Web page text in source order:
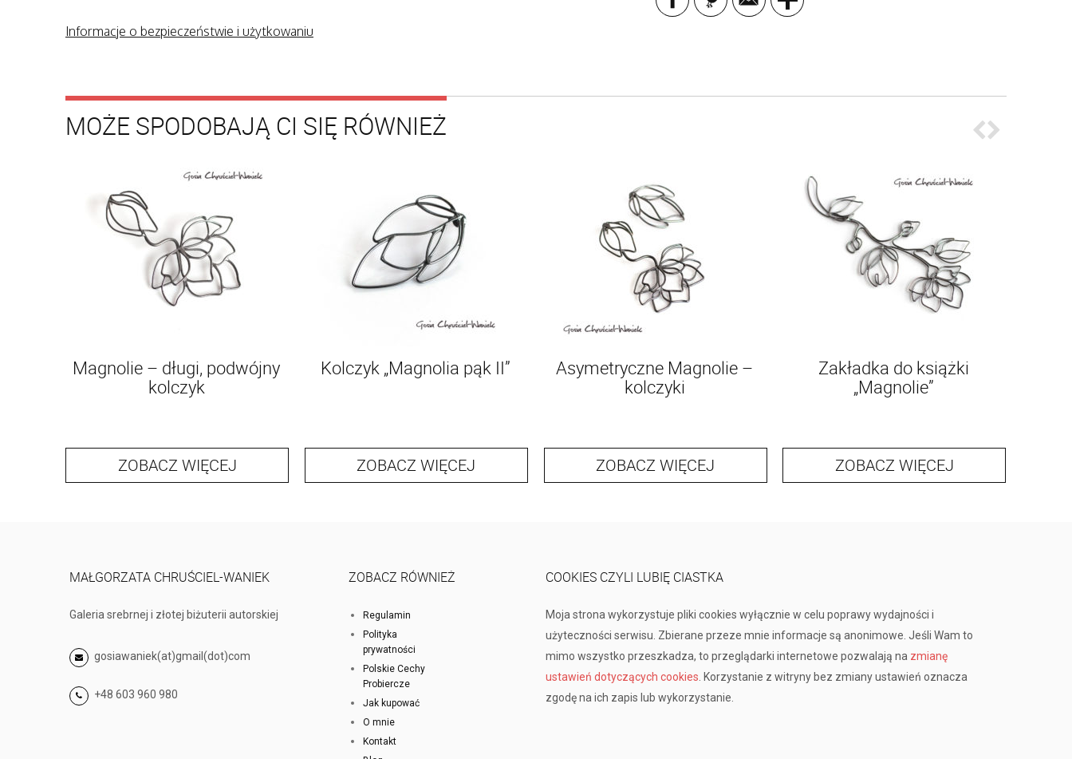
Informacje o bezpieczeństwie i użytkowaniu
MOŻE SPODOBAJĄ CI SIĘ RÓWNIEŻ
Magnolie – długi, podwójny
kolczyk
ZOBACZ WIĘCEJ
Kolczyk „Magnolia pąk II”
ZOBACZ WIĘCEJ
Asymetryczne Magnolie –
kolczyki
ZOBACZ WIĘCEJ
Zakładka do książki
„Magnolie”
ZOBACZ WIĘCEJ
MAŁGORZATA CHRUŚCIEL-WANIEK
Galeria srebrnej i złotej biżuterii autorskiej
gosiawaniek(at)gmail(dot)com
+48 603 960 980
ZOBACZ RÓWNIEŻ
Regulamin
Polityka
prywatności
Polskie Cechy
Probiercze
Jak kupować
O mnie
Kontakt
COOKIES CZYLI LUBIĘ CIASTKA
Moja strona wykorzystuje pliki cookies wyłącznie w celu poprawy wydajności i
użyteczności serwisu. Zbierane przeze mnie informacje są anonimowe. Jeśli Wam to
mimo wszystko przeszkadza, to przeglądarki internetowe pozwalają na zmianę
ustawień dotyczących cookies . Korzystanie z witryny bez zmiany ustawień oznacza
zgodę na ich zapis lub wykorzystanie.